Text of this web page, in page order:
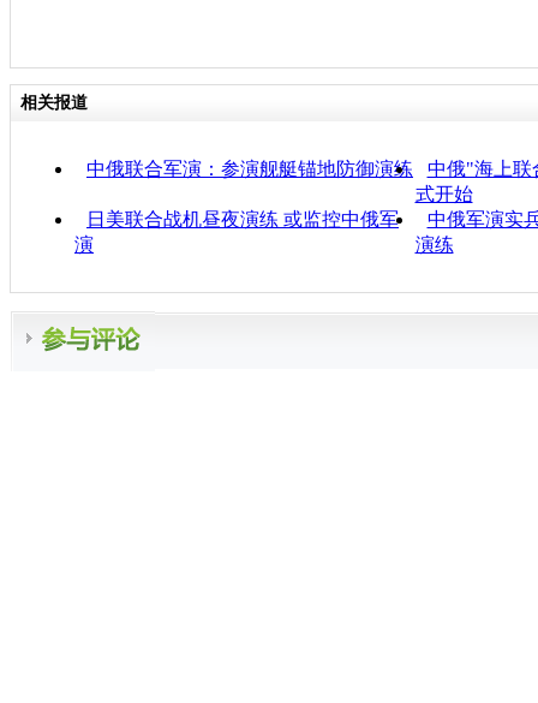
相关报道
中俄联合军演：参演舰艇锚地防御演练
中俄"海上联
式开始
日美联合战机昼夜演练 或监控中俄军
演
中俄军演实
演练